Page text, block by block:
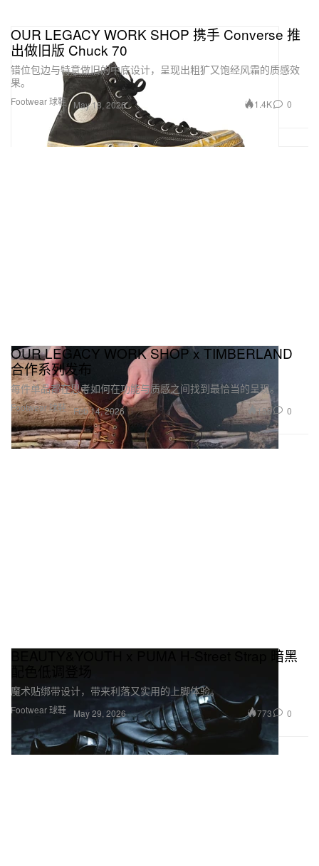
Footwear 球鞋
OUR LEGACY WORK SHOP 携手 Converse 推
出做旧版 Chuck 70
错位包边与特意做旧的中底设计，呈现出粗犷又饱经风霜的质感效
果。
May 18, 2026 1.4K 0
Footwear 球鞋
OUR LEGACY WORK SHOP x TIMBERLAND
合作系列发布
每件单品都在思考如何在功能与质感之间找到最恰当的呈现。
Feb 14, 2026 156 0
Footwear 球鞋
BEAUTY&YOUTH x PUMA H-Street Strap 暗黑
魔术贴绑带设计，带来利落又实用的上脚体验。
May 29, 2026 773 0